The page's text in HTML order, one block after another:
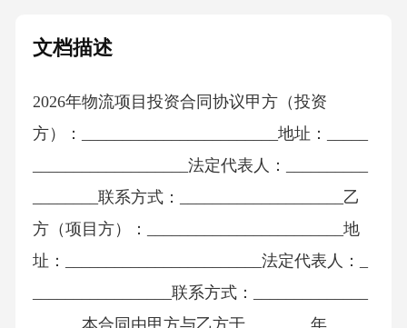
文档描述
2026年物流项目投资合同协议甲方（投资
方）：________________________地址：_____
___________________法定代表人：__________
________联系方式：____________________乙
方（项目方）：________________________地
址：________________________法定代表人：_
_________________联系方式：______________